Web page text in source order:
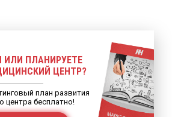
ИЛИ ПЛАНИРУЕТЕ
ЦЕНТР?
план развития
центра бесплатно!